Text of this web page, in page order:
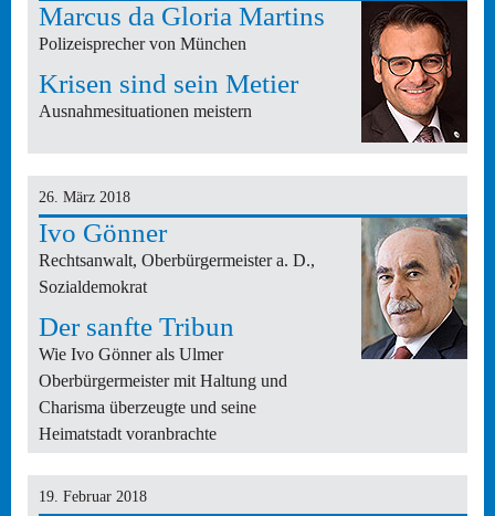
Marcus da Gloria Martins
Polizeisprecher von München
Krisen sind sein Metier
Ausnahmesituationen meistern
26. März 2018
Ivo Gönner
Rechtsanwalt, Oberbürgermeister a. D.,
Sozialdemokrat
Der sanfte Tribun
Wie Ivo Gönner als Ulmer
Oberbürgermeister mit Haltung und
Charisma überzeugte und seine
Heimatstadt voranbrachte
19. Februar 2018